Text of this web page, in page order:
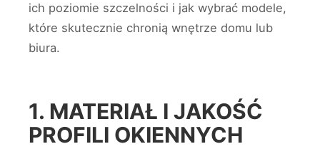
ich poziomie szczelności i jak wybrać modele,
które skutecznie chronią wnętrze domu lub
biura.
1. MATERIAŁ I JAKOŚĆ
PROFILI OKIENNYCH